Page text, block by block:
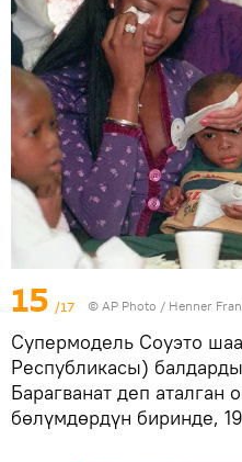
15 /17 © AP Photo / Henner
Супермодель Соуэто
Республикасы)
Барагванат деп аталган
бөлүмдөрдүн биринде,